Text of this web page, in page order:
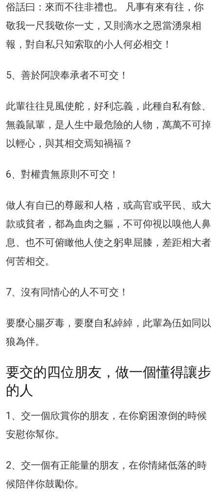
俗話曰：來而不往非禮也。 凡事有來有往，你
敬我一尺我敬你一丈，又則滴水之恩當湧泉相
報，對自私只知索取的小人何必相交！
5、善於阿諛奉承者不可交！
此輩往往見風使舵，好利忘義，此種自私有餘、
無義鼠輩，是人生中最危險的人物，萬萬不可掉
以輕心，與其相交焉知禍福？
6、對權貴無原則不可交！
做人有自已的尊嚴和人格，或高官或平民、或大
款或貧者，都為血肉之軀，不可仰視以嗅他人鼻
息、也不可俯瞰他人使之躬卑屈膝，差距相大者
何苦相交。
7、沒有同情心的人不可交！
要麼心腸歹毒，要麼自私綽綽，此輩為伍如同以
狼為伴。
要交的四位朋友，做一個懂得讓步
的人
1、交一個欣賞你的朋友，在你窮困潦倒的時候
安慰你幫你。
2、交一個有正能量的朋友，在你情緒低落的時
候陪伴你鼓勵你。